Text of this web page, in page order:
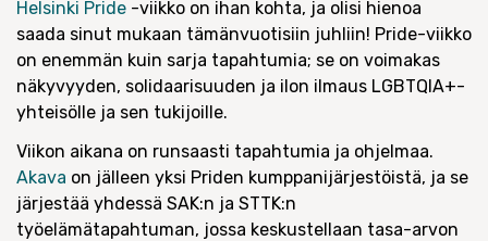
Helsinki Pride -viikko on ihan kohta, ja olisi hienoa
saada sinut mukaan tämänvuotisiin juhliin! Pride-viikko
on enemmän kuin sarja tapahtumia; se on voimakas
näkyvyyden, solidaarisuuden ja ilon ilmaus LGBTQIA+-
yhteisölle ja sen tukijoille.
Viikon aikana on runsaasti tapahtumia ja ohjelmaa.
Akava on jälleen yksi Priden kumppanijärjestöistä, ja se
järjestää yhdessä SAK:n ja STTK:n
työelämätapahtuman, jossa keskustellaan tasa-arvon